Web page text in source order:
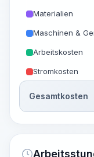
Materialien
Maschinen &
Arbeitskosten
Stromkosten
Gesamtkosten